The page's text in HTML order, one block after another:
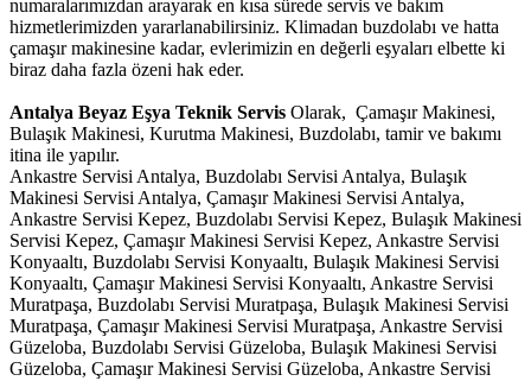
numaralarımızdan arayarak en kısa sürede servis ve bakım
hizmetlerimizden yararlanabilirsiniz. Klimadan buzdolabı ve hatta
çamaşır makinesine kadar, evlerimizin en değerli eşyaları elbette ki
biraz daha fazla özeni hak eder.
Antalya Beyaz Eşya Teknik Servis Olarak, Çamaşır Makinesi,
Bulaşık Makinesi, Kurutma Makinesi, Buzdolabı, tamir ve bakımı
itina ile yapılır.
Ankastre Servisi Antalya, Buzdolabı Servisi Antalya, Bulaşık
Makinesi Servisi Antalya, Çamaşır Makinesi Servisi Antalya,
Ankastre Servisi Kepez, Buzdolabı Servisi Kepez, Bulaşık Makinesi
Servisi Kepez, Çamaşır Makinesi Servisi Kepez, Ankastre Servisi
Konyaaltı, Buzdolabı Servisi Konyaaltı, Bulaşık Makinesi Servisi
Konyaaltı, Çamaşır Makinesi Servisi Konyaaltı, Ankastre Servisi
Muratpaşa, Buzdolabı Servisi Muratpaşa, Bulaşık Makinesi Servisi
Muratpaşa, Çamaşır Makinesi Servisi Muratpaşa, Ankastre Servisi
Güzeloba, Buzdolabı Servisi Güzeloba, Bulaşık Makinesi Servisi
Güzeloba, Çamaşır Makinesi Servisi Güzeloba, Ankastre Servisi